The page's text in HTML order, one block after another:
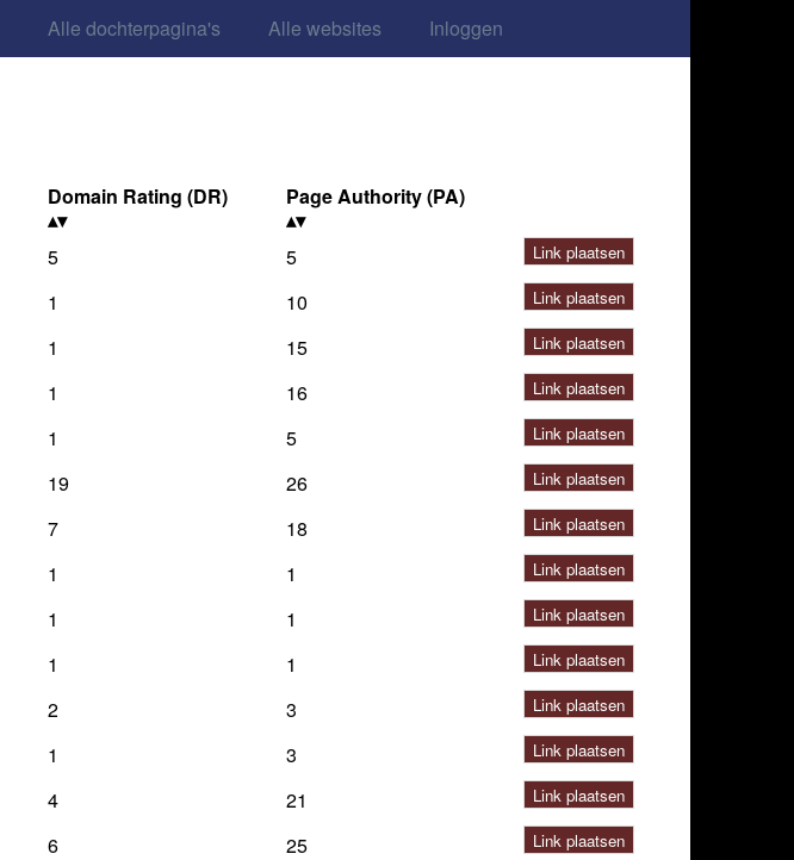
Alle dochterpagina's Alle websites Inloggen
Domain Rating (DR) Page Authority (PA)
5 5 Link plaatsen
1 10 Link plaatsen
1 15 Link plaatsen
1 16 Link plaatsen
1 5 Link plaatsen
19 26 Link plaatsen
7 18 Link plaatsen
1 1 Link plaatsen
1 1 Link plaatsen
1 1 Link plaatsen
2 3 Link plaatsen
1 3 Link plaatsen
4 21 Link plaatsen
6 25 Link plaatsen